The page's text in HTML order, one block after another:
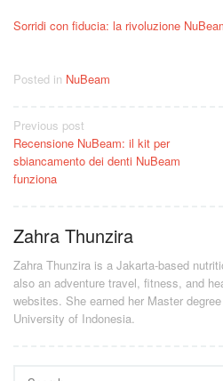
Sorridi con fiducia: la rivoluzione
Posted in NuBeam
Post
navigation
Previous post
Recensione NuBeam: il kit per
sbiancamento dei denti NuBeam
funziona
Zahra Thunzira
Zahra Thunzira is a Jakarta-based
also an adventure travel, fitness, and
websites. She earned her Master
University of Indonesia.